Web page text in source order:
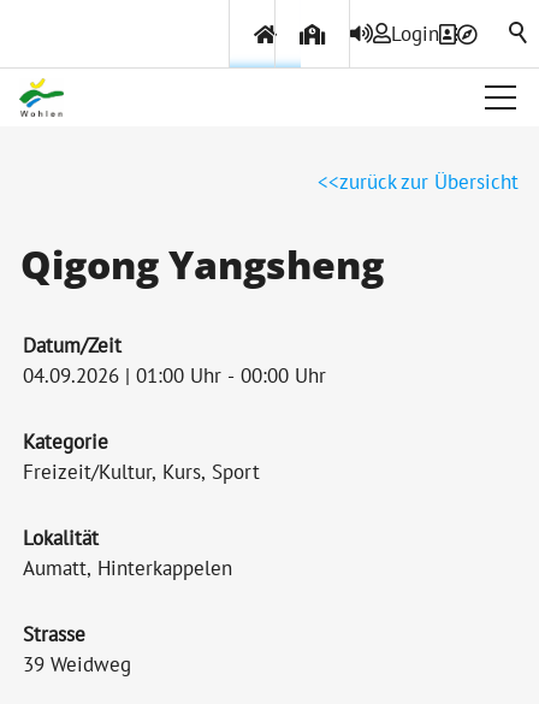
Login
Politik & Verwaltung
Themen & Services
zurück zur Übersicht
Qigong Yangsheng
Datum/Zeit
04.09.2026 | 01:00 Uhr - 00:00 Uhr
Kategorie
Freizeit/Kultur, Kurs, Sport
Lokalität
Aumatt, Hinterkappelen
Strasse
39 Weidweg